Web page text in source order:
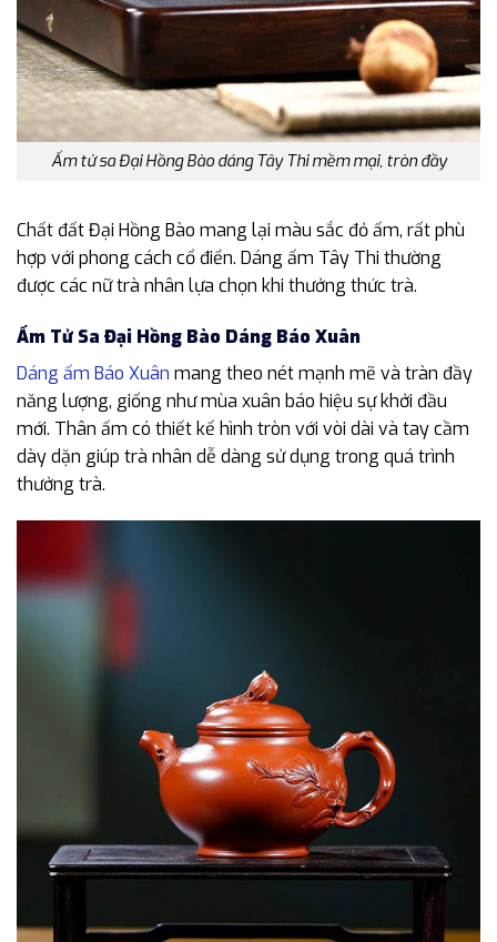
Ấm tử sa Đại Hồng Bào dáng Tây Thi mềm mại, tròn đầy
Chất đất Đại Hồng Bào mang lại màu sắc đỏ ấm, rất phù
hợp với phong cách cổ điển. Dáng ấm Tây Thi thường
được các nữ trà nhân lựa chọn khi thưởng thức trà.
Ấm Tử Sa Đại Hồng Bào Dáng Báo Xuân
Dáng ấm Báo Xuân mang theo nét mạnh mẽ và tràn đầy
năng lượng, giống như mùa xuân báo hiệu sự khởi đầu
mới. Thân ấm có thiết kế hình tròn với vòi dài và tay cầm
dày dặn giúp trà nhân dễ dàng sử dụng trong quá trình
thưởng trà.